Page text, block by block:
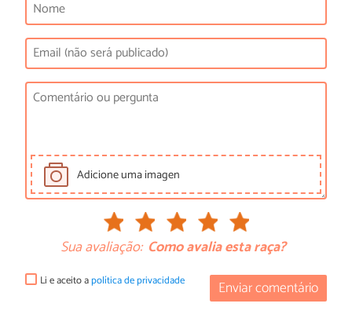
Adicione uma imagen
Sua avaliação: Como avalia esta raça?
Enviar comentário
Li e aceito apolítica de privacidade